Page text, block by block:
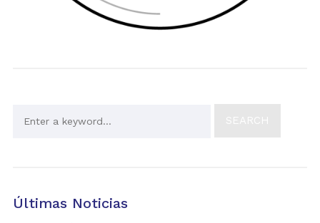
Últimas Noticias